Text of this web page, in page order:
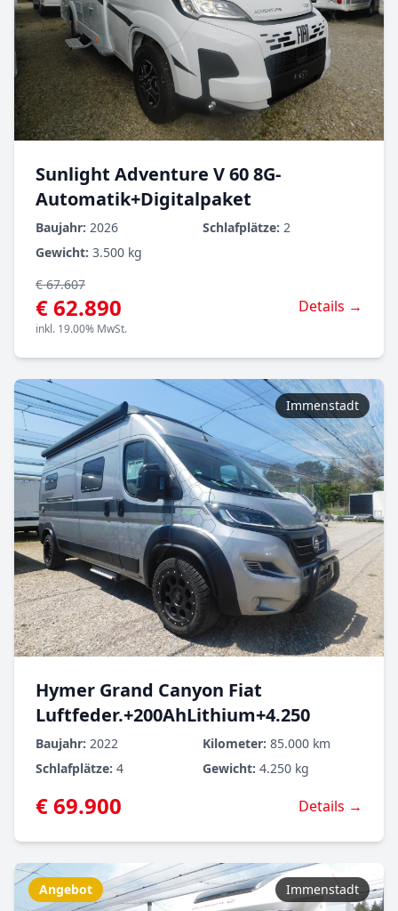
Sunlight Adventure V 60 8G-
Automatik+Digitalpaket
Baujahr: 2026 Schlafplätze: 2
Gewicht: 3.500 kg
€ 67.607
€ 62.890
inkl. 19.00% MwSt.
Details →
Immenstadt
Hymer Grand Canyon Fiat
Luftfeder.+200AhLithium+4.250
Baujahr: 2022 Kilometer: 85.000 km
Schlafplätze: 4 Gewicht: 4.250 kg
€ 69.900 Details →
Angebot Immenstadt